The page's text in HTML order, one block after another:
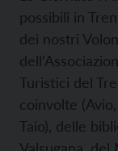
possibili in
dei nostri
Turistici del
coinvolte (Avio,
Taio), delle
Valsugana, del